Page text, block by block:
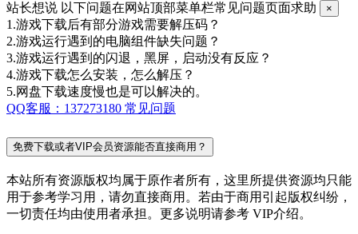
站长想说 以下问题在网站顶部菜单栏常见问题页面求助 ×
1.游戏下载后有部分游戏需要解压码？
2.游戏运行遇到的电脑组件缺失问题？
3.游戏运行遇到的闪退，黑屏，启动没有反应？
4.游戏下载怎么安装，怎么解压？
5.网盘下载速度慢也是可以解决的。
QQ客服：137273180 常见问题
免费下载或者VIP会员资源能否直接商用？
本站所有资源版权均属于原作者所有，这里所提供资源均只能
用于参考学习用，请勿直接商用。若由于商用引起版权纠纷，
一切责任均由使用者承担。更多说明请参考 VIP介绍。